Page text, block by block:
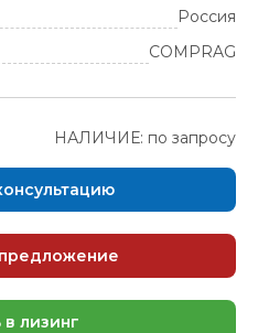
Россия
COMPRAG
НАЛИЧИЕ: по запросу
в лизинг